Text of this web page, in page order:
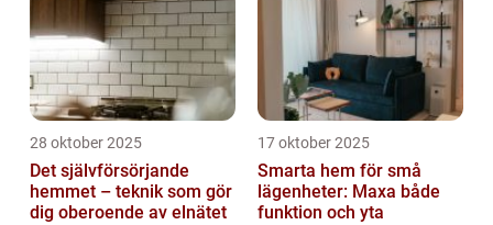
28 oktober 2025
Det självförsörjande
hemmet – teknik som gör
dig oberoende av elnätet
17 oktober 2025
Smarta hem för små
lägenheter: Maxa både
funktion och yta